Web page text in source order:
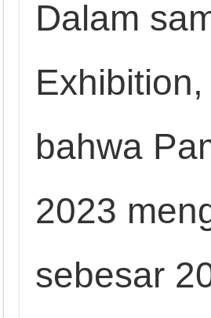
Dalam
bahwa
2023
sebesar